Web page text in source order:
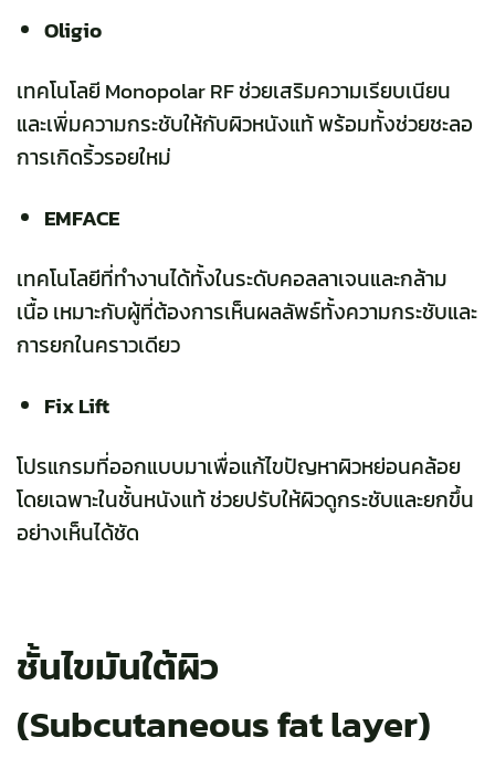
Oligio
เทคโนโลยี Monopolar RF ช่วยเสริมความเรียบเนียน
และเพิ่มความกระชับให้กับผิวหนังแท้ พร้อมทั้งช่วยชะลอ
การเกิดริ้วรอยใหม่
EMFACE
เทคโนโลยีที่ทำงานได้ทั้งในระดับคอลลาเจนและกล้าม
เนื้อ เหมาะกับผู้ที่ต้องการเห็นผลลัพธ์ทั้งความกระชับและ
การยกในคราวเดียว
Fix Lift
โปรแกรมที่ออกแบบมาเพื่อแก้ไขปัญหาผิวหย่อนคล้อย
โดยเฉพาะในชั้นหนังแท้ ช่วยปรับให้ผิวดูกระชับและยกขึ้น
อย่างเห็นได้ชัด
ชั้นไขมันใต้ผิว
(Subcutaneous fat layer)